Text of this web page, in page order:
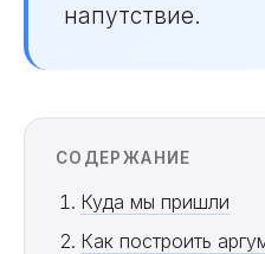
напутствие.
СОДЕРЖАНИЕ
Куда мы пришли
Как построить